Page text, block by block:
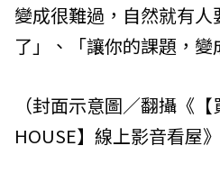
變成很難過，自然就有
了」、「讓你的課題，變
（封面示意圖／翻攝《
HOUSE】線上影音看屋